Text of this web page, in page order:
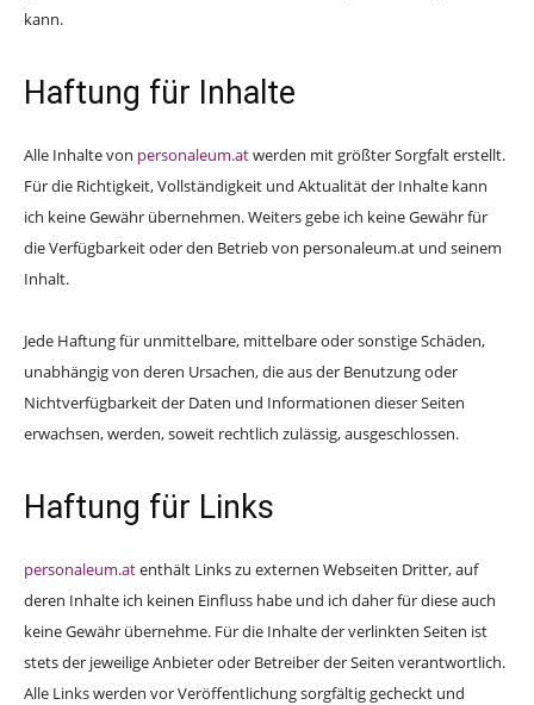
kann.
Haftung für Inhalte
Alle Inhalte von personaleum.atwerden mit größter Sorgfalt erstellt.
Für die Richtigkeit, Vollständigkeit und Aktualität der Inhalte kann
ich keine Gewähr übernehmen. Weiters gebe ich keine Gewähr für
die Verfügbarkeit oder den Betrieb von personaleum.at und seinem
Inhalt.
Jede Haftung für unmittelbare, mittelbare oder sonstige Schäden,
unabhängig von deren Ursachen, die aus der Benutzung oder
Nichtverfügbarkeit der Daten und Informationen dieser Seiten
erwachsen, werden, soweit rechtlich zulässig, ausgeschlossen.
Haftung für Links
personaleum.atenthält Links zu externen Webseiten Dritter, auf
deren Inhalte ich keinen Einfluss habe und ich daher für diese auch
keine Gewähr übernehme. Für die Inhalte der verlinkten Seiten ist
stets der jeweilige Anbieter oder Betreiber der Seiten verantwortlich.
Alle Links werden vor Veröffentlichung sorgfältig gecheckt und